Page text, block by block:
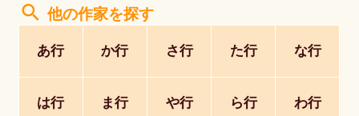
search 他の作家を探す
あ行 か行 さ行 た行 な行
は行 ま行 や行 ら行 わ行